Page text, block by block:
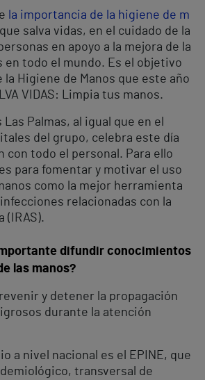
la importancia de la higiene de m
salva vidas, en el cuidado de la
en apoyo a la mejora de la
en todo el mundo. Es el objetivo
la Higiene de Manos que este año
VIDAS: Limpia tus manos.
Palmas, al igual que en el
del grupo, celebra este día
con todo el personal. Para ello
para fomentar y motivar el uso
como la mejor herramienta
relacionadas con la
(IRAS).
difundir conocimientos
las manos?
y detener la propagación
durante la atención
a nivel nacional es el EPINE, que
transversal de